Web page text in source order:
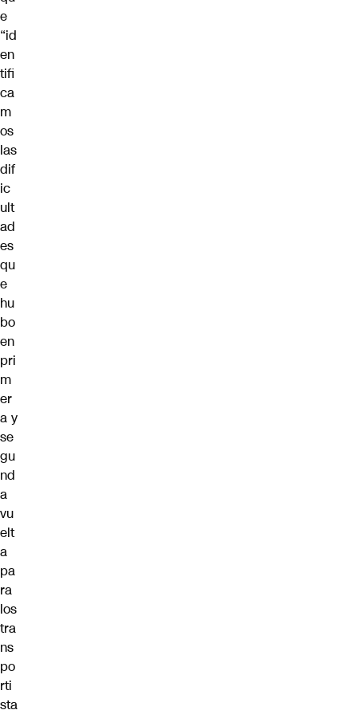
e
“id
en
tifi
ca
m
os
las
dif
ic
ult
ad
es
qu
e
hu
bo
en
pri
m
er
a y
se
gu
nd
a
vu
elt
a
pa
ra
los
tra
ns
po
rti
sta